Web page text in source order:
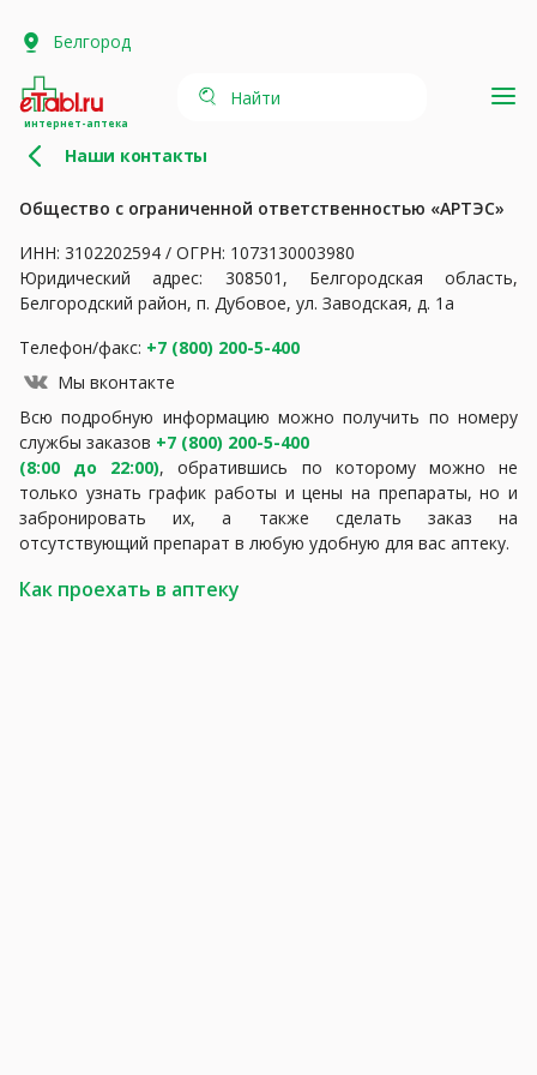
Белгород
интернет-аптека
Найти
Наши контакты
Общество с ограниченной ответственностью «АРТЭС»
ИНН: 3102202594 / ОГРН: 1073130003980
Юридический адрес: 308501, Белгородская область,
Белгородский район, п. Дубовое, ул. Заводская, д. 1а
Телефон/факс: +7 (800) 200-5-400
Мы вконтакте
Всю подробную информацию можно получить по номеру
службы заказов +7 (800) 200-5-400
(8:00 до 22:00), обратившись по которому можно не
только узнать график работы и цены на препараты, но и
забронировать их, а также сделать заказ на
отсутствующий препарат в любую удобную для вас аптеку.
Как проехать в аптеку